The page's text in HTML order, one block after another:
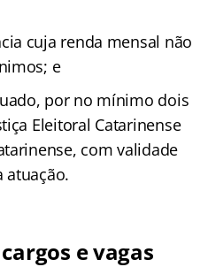
cuja renda mensal não
e
por no mínimo dois
Eleitoral Catarinense
com validade
atuação.
e vagas